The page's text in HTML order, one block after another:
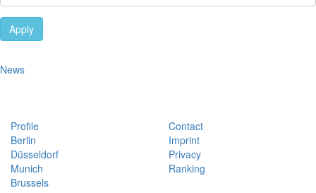
Apply
News
Profile
Berlin
Düsseldorf
Munich
Brussels
Contact
Imprint
Privacy
Ranking